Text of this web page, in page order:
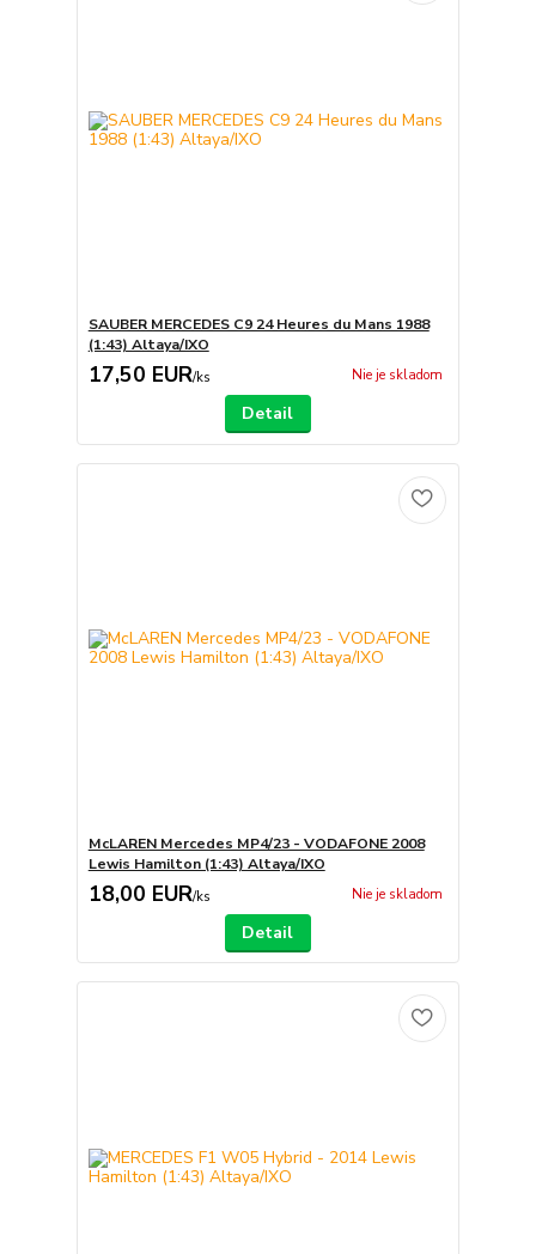
SAUBER MERCEDES C9 24 Heures du Mans 1988
(1:43) Altaya/IXO
17,50 EUR/ks Nie je skladom
Detail
McLAREN Mercedes MP4/23 - VODAFONE 2008
Lewis Hamilton (1:43) Altaya/IXO
18,00 EUR/ks Nie je skladom
Detail